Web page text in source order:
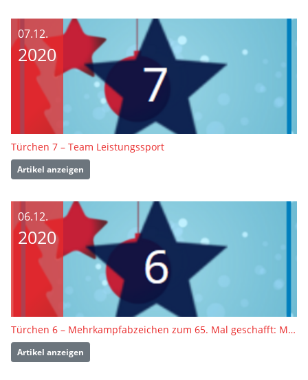
07.12.
2020
Türchen 7 – Team Leistungssport
Artikel anzeigen
06.12.
2020
Türchen 6 – Mehrkampfabzeichen zum 65. Mal geschafft: Manfred Erdmann
Artikel anzeigen